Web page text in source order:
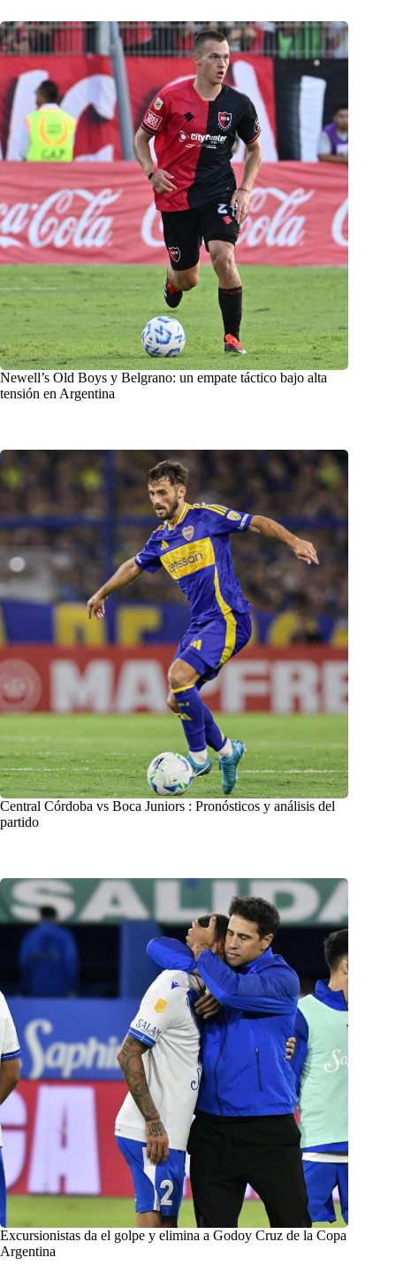
Newell’s Old Boys y Belgrano: un empate táctico bajo alta
tensión en Argentina
Central Córdoba vs Boca Juniors : Pronósticos y análisis del
partido
Excursionistas da el golpe y elimina a Godoy Cruz de la Copa
Argentina